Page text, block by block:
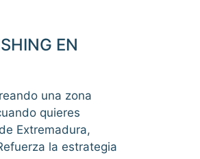
EN
una zona
quieres
Extremadura,
la estrategia